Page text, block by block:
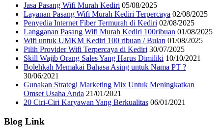
Jasa Pasang Wifi Murah Kediri 05/08/2025
Layanan Pasang Wifi Murah Kediri Terpercaya 02/08/2025
Penyedia Internet Fiber Termurah di Kediri 02/08/2025
Langganan Pasang Wifi Murah Kediri 100ribuan 01/08/2025
Wifi untuk UMKM Kediri 100 ribuan / Bulan 01/08/2025
Pilih Provider Wifi Terpercaya di Kediri 30/07/2025
Skill Wajib Orang Sales Yang Harus Dimiliki 10/10/2021
Bolehkah Memakai Bahasa Asing untuk Nama PT ?
30/06/2021
Gunakan Strategi Marketing Mix Untuk Meningkatkan
Omset Usaha Anda 21/01/2021
20 Ciri-Ciri Karyawan Yang Berkualitas 06/01/2021
Blog Link